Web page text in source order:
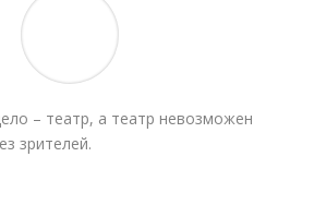
– театр, а театр невозможен
зрителей.